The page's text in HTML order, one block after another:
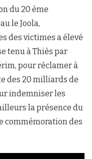
du 20 ème
le Joola,
des victimes a élevé
tenu à Thiès par
pour réclamer à
des 20 milliards de
indemniser les
la présence du
commémoration des